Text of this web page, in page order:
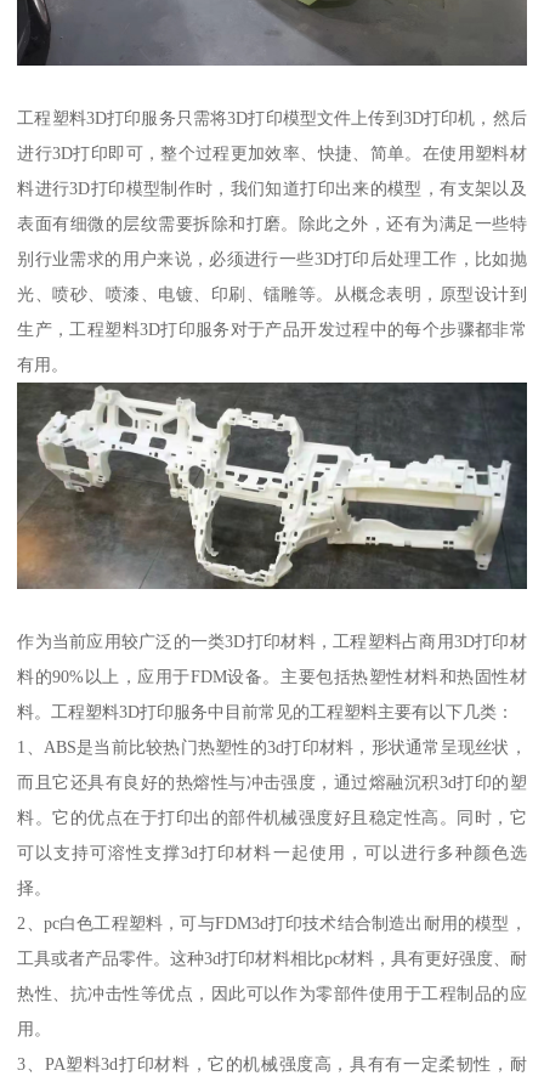
工程塑料3D打印服务只需将3D打印模型文件上传到3D打印机，然后
进行3D打印即可，整个过程更加效率、快捷、简单。在使用塑料材
料进行3D打印模型制作时，我们知道打印出来的模型，有支架以及
表面有细微的层纹需要拆除和打磨。除此之外，还有为满足一些特
别行业需求的用户来说，必须进行一些3D打印后处理工作，比如抛
光、喷砂、喷漆、电镀、印刷、镭雕等。从概念表明，原型设计到
生产，工程塑料3D打印服务对于产品开发过程中的每个步骤都非常
有用。
作为当前应用较广泛的一类3D打印材料，工程塑料占商用3D打印材
料的90%以上，应用于FDM设备。主要包括热塑性材料和热固性材
料。工程塑料3D打印服务中目前常见的工程塑料主要有以下几类：
1、ABS是当前比较热门热塑性的3d打印材料，形状通常呈现丝状，
而且它还具有良好的热熔性与冲击强度，通过熔融沉积3d打印的塑
料。它的优点在于打印出的部件机械强度好且稳定性高。同时，它
可以支持可溶性支撑3d打印材料一起使用，可以进行多种颜色选
择。
2、pc白色工程塑料，可与FDM3d打印技术结合制造出耐用的模型，
工具或者产品零件。这种3d打印材料相比pc材料，具有更好强度、耐
热性、抗冲击性等优点，因此可以作为零部件使用于工程制品的应
用。
3、PA塑料3d打印材料，它的机械强度高，具有有一定柔韧性，耐